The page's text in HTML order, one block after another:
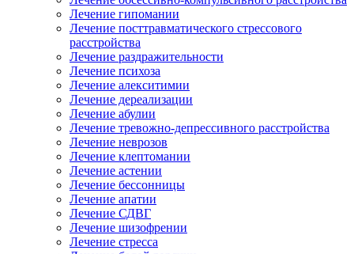
Лечение гипомании
Лечение посттравматического стрессового
расстройства
Лечение раздражительности
Лечение психоза
Лечение алекситимии
Лечение дереализации
Лечение абулии
Лечение тревожно-депрессивного расстройства
Лечение неврозов
Лечение клептомании
Лечение астении
Лечение бессонницы
Лечение апатии
Лечение СДВГ
Лечение шизофрении
Лечение стресса